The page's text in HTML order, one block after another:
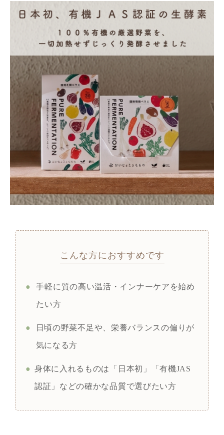
コラム・スタッフのおすすめ
アカウント情報
ようこそ ゲスト 様
ログイン person 会員登録
こんな方におすすめです
● 手軽に質の高い温活・インナーケアを始め
たい方
● 日頃の野菜不足や、栄養バランスの偏りが
気になる方
● 身体に入れるものは「日本初」「有機JAS
認証」などの確かな品質で選びたい方